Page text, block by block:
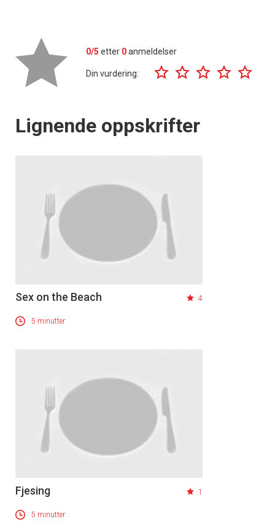
0/5 etter 0anmeldelser
Din vurdering:
Lignende oppskrifter
Sex on the Beach 4
5 minutter
Fjesing 1
5 minutter